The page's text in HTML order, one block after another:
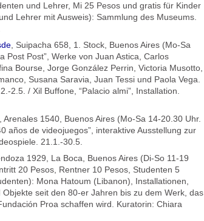
und Lehrer, Mi 25 Pesos und gratis für Kinder
Lehrer mit Ausweis): Sammlung des Museums.
, Suipacha 658, 1. Stock, Buenos Aires (Mo-Sa
Post Post”, Werke von Juan Astica, Carlos
Bourse, Jorge González Perrin, Victoria Musotto,
Susana Saravia, Juan Tessi und Paola Vega.
2.5. / Xil Buffone, “Palacio almi”, Installation.
1540, Buenos Aires (Mo-Sa 14-20.30 Uhr.
años de videojuegos”, interaktive Ausstellung zur
21.1.-30.5.
1929, La Boca, Buenos Aires (Di-So 11-19
20 Pesos, Rentner 10 Pesos, Studenten 5
Mona Hatoum (Libanon), Installationen,
seit den 80-er Jahren bis zu dem Werk, das
Proa schaffen wird. Kuratorin: Chiara